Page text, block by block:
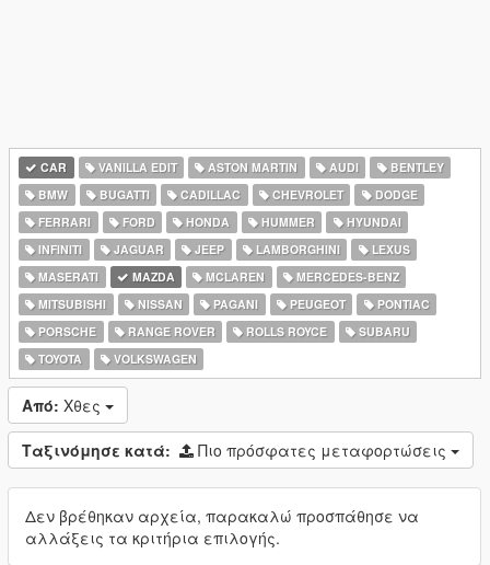
CAR VANILLA EDIT ASTON MARTIN AUDI
BENTLEY
BMW
BUGATTI CADILLAC CHEVROLET
DODGE
FERRARI
FORD HONDA HUMMER
HYUNDAI
INFINITI
JAGUAR JEEP LAMBORGHINI
LEXUS
MASERATI
MAZDA MCLAREN
MERCEDES-BENZ
MITSUBISHI
NISSAN PAGANI PEUGEOT
PONTIAC
PORSCHE
RANGE ROVER ROLLS ROYCE
SUBARU
TOYOTA
VOLKSWAGEN
Από: Χθες
Ταξινόμησε κατά: Πιο πρόσφατες μεταφορτώσεις
Δεν βρέθηκαν αρχεία, παρακαλώ προσπάθησε να
αλλάξεις τα κριτήρια επιλογής.